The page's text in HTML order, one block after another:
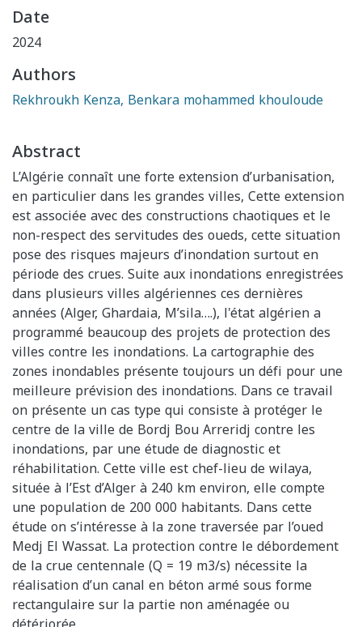
Date
2024
Authors
Rekhroukh Kenza, Benkara mohammed khouloude
Abstract
L’Algérie connaît une forte extension d’urbanisation,
en particulier dans les grandes villes, Cette extension
est associée avec des constructions chaotiques et le
non-respect des servitudes des oueds, cette situation
pose des risques majeurs d’inondation surtout en
période des crues. Suite aux inondations enregistrées
dans plusieurs villes algériennes ces dernières
années (Alger, Ghardaia, M’sila….), l'état algérien a
programmé beaucoup des projets de protection des
villes contre les inondations. La cartographie des
zones inondables présente toujours un défi pour une
meilleure prévision des inondations. Dans ce travail
on présente un cas type qui consiste à protéger le
centre de la ville de Bordj Bou Arreridj contre les
inondations, par une étude de diagnostic et
réhabilitation. Cette ville est chef-lieu de wilaya,
située à l’Est d’Alger à 240 km environ, elle compte
une population de 200 000 habitants. Dans cette
étude on s’intéresse à la zone traversée par l’oued
Medj El Wassat. La protection contre le débordement
de la crue centennale (Q = 19 m3/s) nécessite la
réalisation d’un canal en béton armé sous forme
rectangulaire sur la partie non aménagée ou